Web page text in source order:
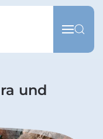
und